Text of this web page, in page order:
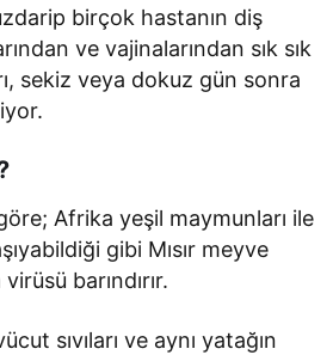
birçok hastanın diş
ve vajinalarından sık sık
sekiz veya dokuz gün sonra
Afrika yeşil maymunları ile
gibi Mısır meyve
barındırır.
sıvıları ve aynı yatağın